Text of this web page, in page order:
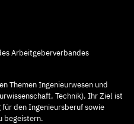
Arbeitgeberverbandes
Themen Ingenieurwesen und
Technik). Ihr Ziel ist
den Ingenieursberuf sowie
begeistern.